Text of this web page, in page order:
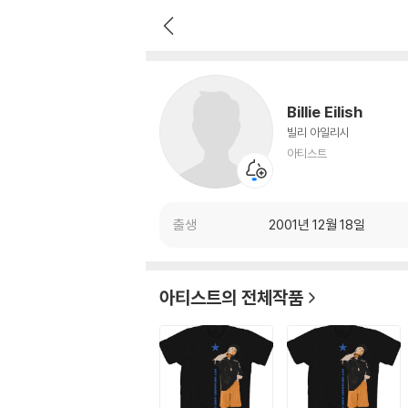
Billie Eilish
빌리 아일리시
아티스트
출생 2001년 12월 18일
아티스트의 전체작품